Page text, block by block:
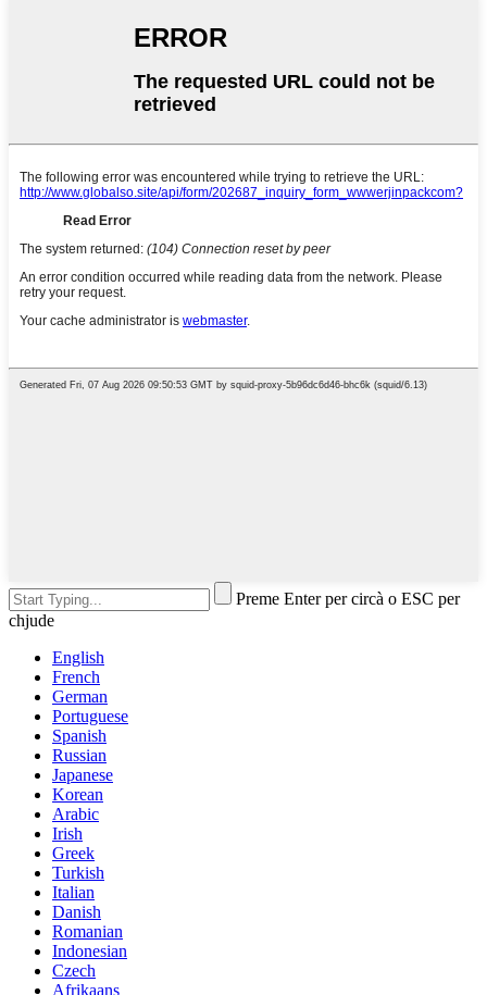
Preme Enter per circà o ESC per
chjude
English
French
German
Portuguese
Spanish
Russian
Japanese
Korean
Arabic
Irish
Greek
Turkish
Italian
Danish
Romanian
Indonesian
Czech
Afrikaans